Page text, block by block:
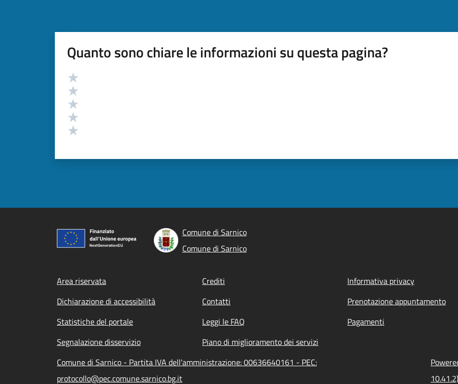
Quanto sono chiare le informazioni su questa pagina?
Valutazione
Comune di Sarnico
Comune di Sarnico
Footer menu
Area riservata Crediti Informativa privacy
Dichiarazione di accessibilità
Contatti Prenotazione appuntamento
Statistiche del portale
Leggi le FAQ Pagamenti
Segnalazione disservizio
Piano di miglioramento dei servizi
Comune di Sarnico - Partita IVA dell'amministrazione: 00636640161 - PEC:
protocollo@pec.comune.sarnico.bg.it
10.41.2)